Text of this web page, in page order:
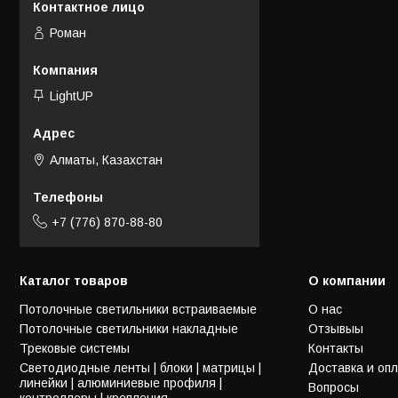
Роман
LightUP
Алматы, Казахстан
+7 (776) 870-88-80
Каталог товаров
Потолочные светильники встраиваемые
Потолочные светильники накладные
Трековые системы
Светодиодные ленты | блоки | матрицы |
линейки | алюминиевые профиля |
О компании
О нас
Отзывыы
Контакты
Доставка и
Вопросы